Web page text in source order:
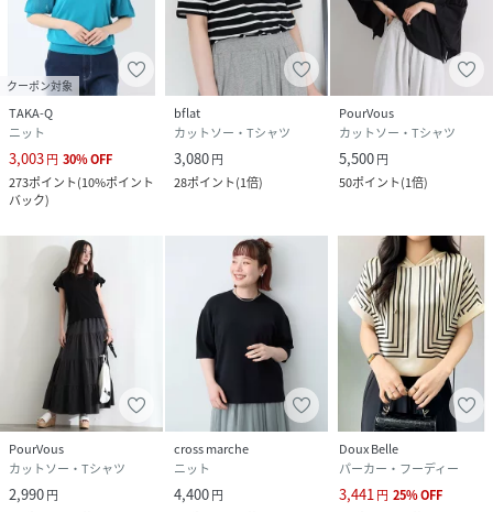
クーポン対象
TAKA-Q
ニット
3,003円 30%OFF
273ポイント(10%ポイント
バック)
bflat
カットソー・Tシャツ
3,080円
28ポイント(1倍)
PourVous
カットソー・Tシャツ
5,500円
50ポイント(1倍)
PourVous
カットソー・Tシャツ
2,990円
cross marche
ニット
4,400円
Doux Belle
パーカー・フーディー
3,441円 25%OFF